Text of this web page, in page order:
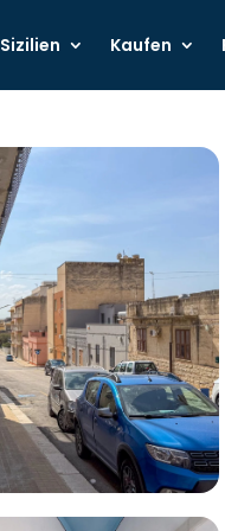
Sizilien Kaufen